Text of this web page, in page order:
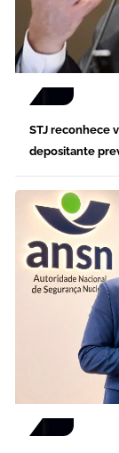
STJ reconhece
depositante